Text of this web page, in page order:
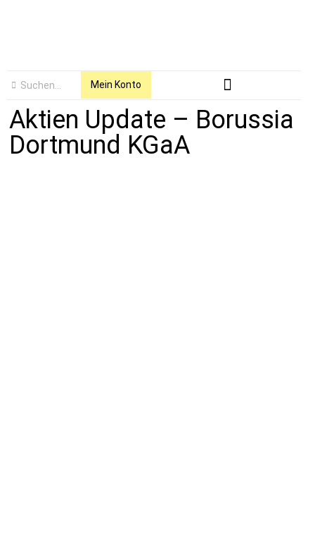
Mein Konto
Aktien Update – Borussia
Dortmund KGaA